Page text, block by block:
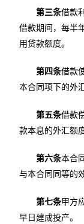
第三条借款
借款期间，每半
用贷款额度。
第四条借款
本合同项下的外
第五条借款
款本息的外汇额
第六条本合
与本合同同等的
第七条甲方
早日建成投产。